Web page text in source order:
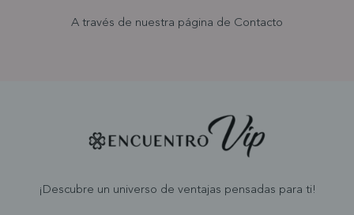
A través de nuestra página de Contacto
¡Descubre un universo de ventajas pensadas para ti!